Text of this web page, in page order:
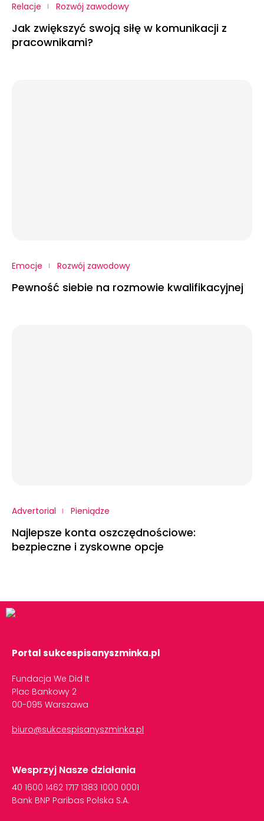
Relacje Rozwój zawodowy
Jak zwiększyć swoją siłę w komunikacji z
pracownikami?
Emocje Rozwój zawodowy
Pewność siebie na rozmowie kwalifikacyjnej
Advertorial Pieniądze
Najlepsze konta oszczędnościowe:
bezpieczne i zyskowne opcje
Portal sukcespisanyszminka.pl
Fundacja We Did It
Plac Bankowy 2
00-095 Warszawa
biuro@sukcespisanyszminka.pl
Wesprzyj Nasze działania
40 1600 1462 1717 1383 1000 0001
Bank BNP Paribas Polska S.A.